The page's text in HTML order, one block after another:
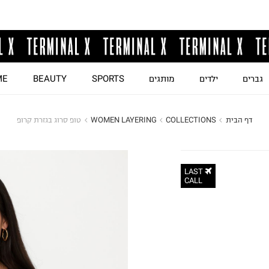
גברים ילדים מותגים SPORTS
BEAUTY
דף הבית COLLECTIONS
WOMEN LAYERING טופ סרוג בגזרת קרופ
LAST
CALL